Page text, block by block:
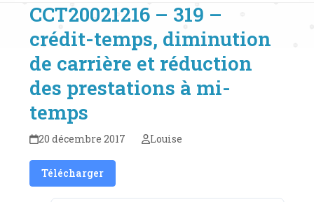
CCT20021216 – 319 –
crédit-temps, diminution
de carrière et réduction
des prestations à mi-
temps
20 décembre 2017 Louise
Télécharger